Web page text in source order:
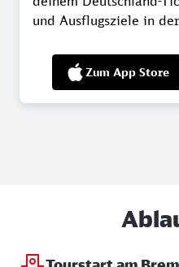
und Ausflugsziele in
Zum App Store